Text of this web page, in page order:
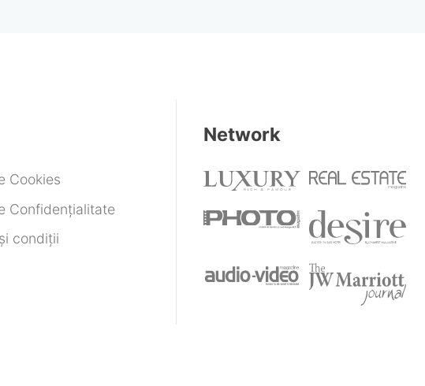
Cookies
Confidențialitate
condiții
Network